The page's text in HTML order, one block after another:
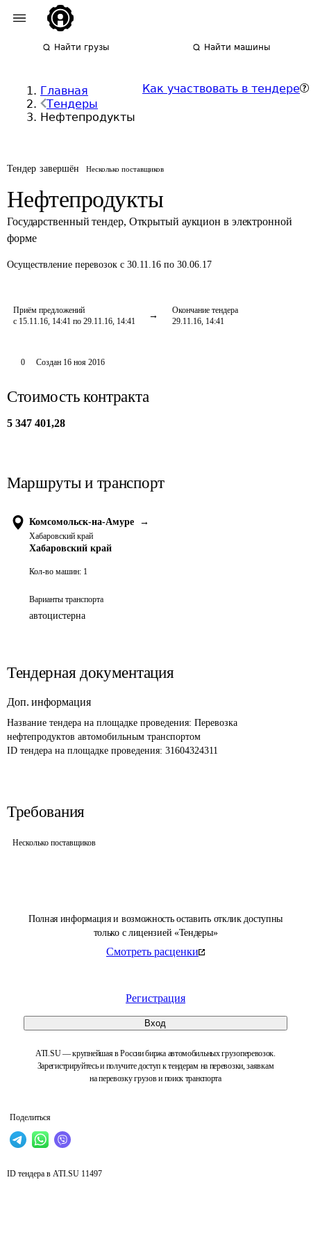
Найти грузы Найти машины
Главная
Тендеры
Нефтепродукты
Как участвовать в тендере
Тендер завершён Несколько поставщиков
Нефтепродукты
Государственный тендер, Открытый аукцион в электронной
форме
Осуществление перевозок с 30.11.16 по 30.06.17
Приём предложений
с 15.11.16, 14:41 по 29.11.16, 14:41
Окончание тендера
29.11.16, 14:41
Полная информация и возможность оставить отклик доступны
только с лицензией «Тендеры»
Смотреть расценки
Регистрация
Вход
ATI.SU — крупнейшая в России биржа автомобильных грузоперевозок.
Зарегистрируйтесь и получите доступ к тендерам на перевозки, заявкам
на перевозку грузов и поиск транспорта
Поделиться
0 Создан 16 ноя 2016
Стоимость контракта
5 347 401,28
Маршруты и транспорт
Комсомольск-на-Амуре →
Хабаровский край
Хабаровский край
Кол-во машин: 1
Варианты транспорта
автоцистерна
Тендерная документация
Доп. информация
Название тендера на площадке проведения: Перевозка
нефтепродуктов автомобильным транспортом
ID тендера на площадке проведения: 31604324311
Требования
Несколько поставщиков
ID тендера в ATI.SU 11497